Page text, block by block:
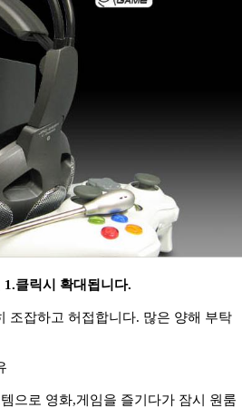
1.클릭시 확대됩니다.
조잡하고 허접합니다. 많은 양해 부탁
으로 영화,게임을 즐기다가 잠시 원룸